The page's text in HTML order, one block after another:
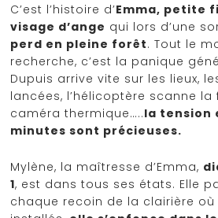
C’est l’histoire d’Emma, petite
visage d’ange qui lors d’une
perd en pleine forêt. Tout le
recherche, c’est la panique
Dupuis arrive vite sur les lieux,
lancées, l’hélicoptère scanne
caméra thermique…..la tension
minutes sont précieuses.
Mylène, la maîtresse d’Emma,
1, est dans tous ses états. Elle
chaque recoin de la clairière